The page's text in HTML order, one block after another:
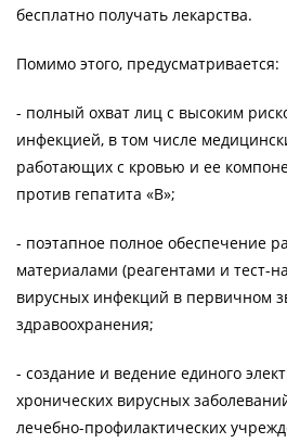
бесплатно получать лекарства.
Помимо этого, предусматривается:
- полный охват лиц с высоким
инфекцией, в том числе
работающих с кровью и ее
против гепатита «В»;
- поэтапное полное обеспечение
материалами (реагентами и тест-
вирусных инфекций в первичном
здравоохранения;
- создание и ведение единого
хронических вирусных
лечебно-профилактических